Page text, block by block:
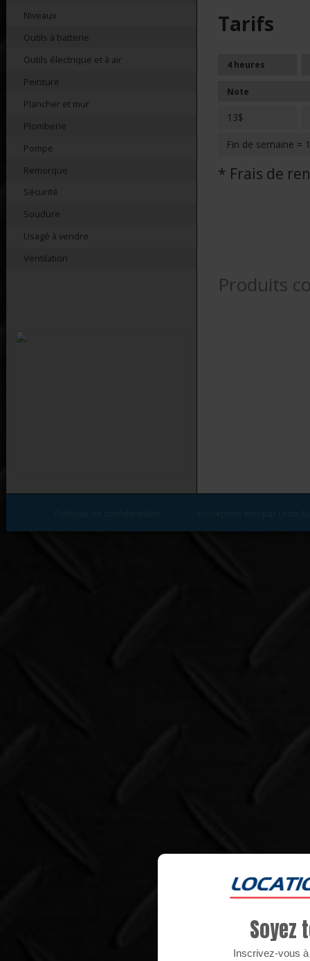
Niveaux
Outils à batterie
Outils électrique et à air
Peinture
Plancher et mur
Plomberie
Pompe
Remorque
Sécurité
Soudure
Usagé à vendre
Ventilation
Tarifs
4 heures
Note
13$
Fin de semaine =
* Frais de
Produits
Soyez
Inscrivez-vous